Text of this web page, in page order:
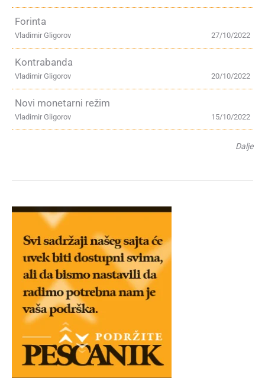
Forinta
27/10/2022
Vladimir Gligorov
Kontrabanda
20/10/2022
Vladimir Gligorov
Novi monetarni režim
15/10/2022
Vladimir Gligorov
Dalje